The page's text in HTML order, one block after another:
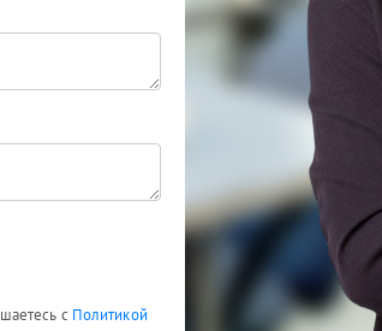
с Политикой